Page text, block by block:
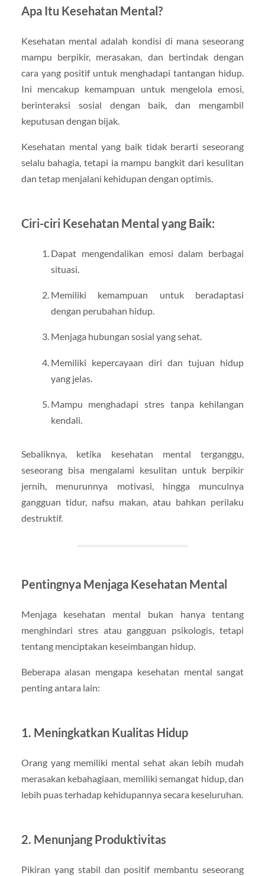
Apa Itu Kesehatan Mental?
Kesehatan mental adalah kondisi di mana seseorang
mampu berpikir, merasakan, dan bertindak dengan
cara yang positif untuk menghadapi tantangan hidup.
Ini mencakup kemampuan untuk mengelola emosi,
berinteraksi sosial dengan baik, dan mengambil
keputusan dengan bijak.
Kesehatan mental yang baik tidak berarti seseorang
selalu bahagia, tetapi ia mampu bangkit dari kesulitan
dan tetap menjalani kehidupan dengan optimis.
Ciri-ciri Kesehatan Mental yang Baik:
Dapat mengendalikan emosi dalam berbagai
situasi.
Memiliki kemampuan untuk beradaptasi
dengan perubahan hidup.
Menjaga hubungan sosial yang sehat.
Memiliki kepercayaan diri dan tujuan hidup
yang jelas.
Mampu menghadapi stres tanpa kehilangan
kendali.
Sebaliknya, ketika kesehatan mental terganggu,
seseorang bisa mengalami kesulitan untuk berpikir
jernih, menurunnya motivasi, hingga munculnya
gangguan tidur, nafsu makan, atau bahkan perilaku
destruktif.
Pentingnya Menjaga Kesehatan Mental
Menjaga kesehatan mental bukan hanya tentang
menghindari stres atau gangguan psikologis, tetapi
tentang menciptakan keseimbangan hidup.
Beberapa alasan mengapa kesehatan mental sangat
penting antara lain:
1. Meningkatkan Kualitas Hidup
Orang yang memiliki mental sehat akan lebih mudah
merasakan kebahagiaan, memiliki semangat hidup, dan
lebih puas terhadap kehidupannya secara keseluruhan.
2. Menunjang Produktivitas
Pikiran yang stabil dan positif membantu seseorang